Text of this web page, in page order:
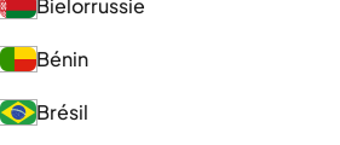
Bielorrussie
Bénin
Brésil